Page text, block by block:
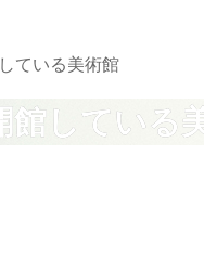
ている美術館
館している